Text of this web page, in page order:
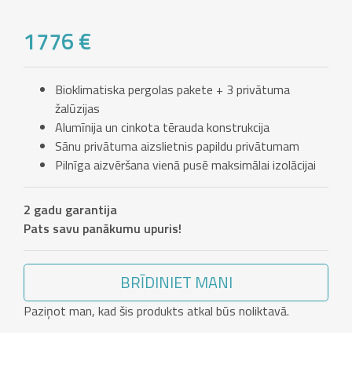
1776 €
Bioklimatiska pergolas pakete + 3 privātuma
žalūzijas
Alumīnija un cinkota tērauda konstrukcija
Sānu privātuma aizslietnis papildu privātumam
Pilnīga aizvēršana vienā pusē maksimālai izolācijai
2 gadu garantija
Pats savu panākumu upuris!
BRĪDINIET MANI
Paziņot man, kad šis produkts atkal būs noliktavā.